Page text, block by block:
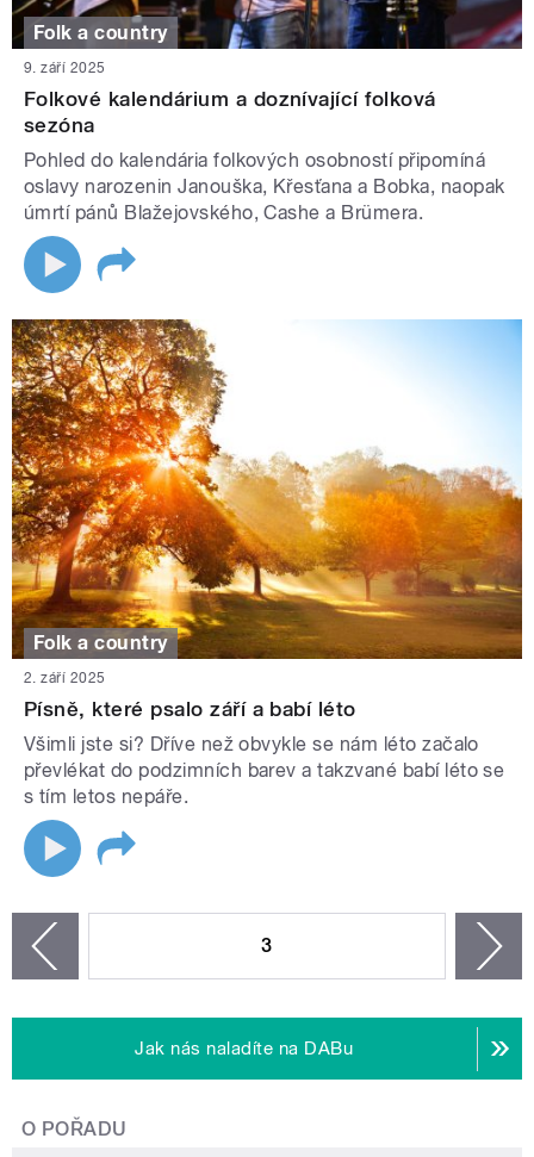
Folk a country
9. září 2025
Folkové kalendárium a doznívající folková
sezóna
Pohled do kalendária folkových osobností připomíná
oslavy narozenin Janouška, Křesťana a Bobka, naopak
úmrtí pánů Blažejovského, Cashe a Brümera.
Folk a country
2. září 2025
Písně, které psalo září a babí léto
Všimli jste si? Dříve než obvykle se nám léto začalo
převlékat do podzimních barev a takzvané babí léto se
s tím letos nepáře.
3
Jak nás naladíte na DABu
O POŘADU